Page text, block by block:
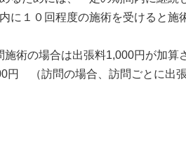
に１０回程度の施術を受けると
の場合は出張料1,000円が加算さ
円 （訪問の場合、訪問ごとに出